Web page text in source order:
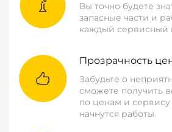
Вы точно будете
запасные части и
каждый сервисный
Прозрачность
Забудьте о
сможете получить
по ценам и сервису
начнутся работы.